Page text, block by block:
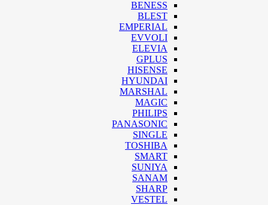
BENESS
BLEST
EMPERIAL
EVVOLI
ELEVIA
GPLUS
HISENSE
HYUNDAI
MARSHAL
MAGIC
PHILIPS
PANASONIC
SINGLE
TOSHIBA
SMART
SUNIYA
SANAM
SHARP
VESTEL